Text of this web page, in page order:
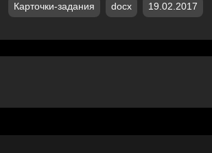
Карточки-задания docx 19.02.2017